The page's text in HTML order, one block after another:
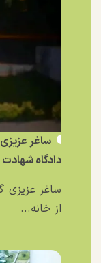
ساغر
دادگاه شهادت
ساغر عزیزی
از خانه...